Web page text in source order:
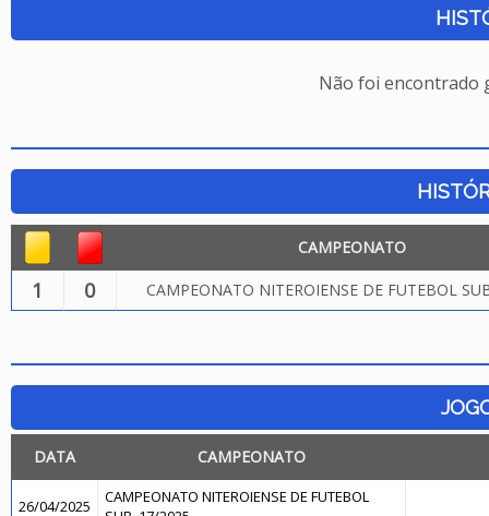
Não foi encontrado
CAMPEONATO
1 0 CAMPEONATO NITEROIENSE DE FUTEBOL
DATA CAMPEONATO
26/04/2025
CAMPEONATO NITEROIENSE DE FUTEBOL